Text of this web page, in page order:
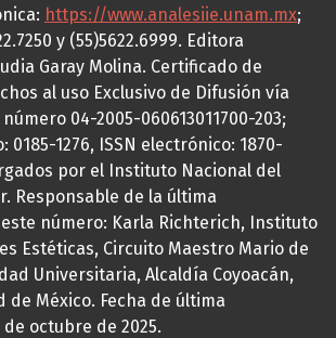
https://www.analesiie.unam.mx;
y (55)5622.6999. Editora
Garay Molina. Certificado de
al uso Exclusivo de Difusión vía
04-2005-060613011700-203;
0185-1276, ISSN electrónico: 1870-
por el Instituto Nacional del
Responsable de la última
número: Karla Richterich, Instituto
Estéticas, Circuito Maestro Mario de
Universitaria, Alcaldía Coyoacán,
de México. Fecha de última
octubre de 2025.